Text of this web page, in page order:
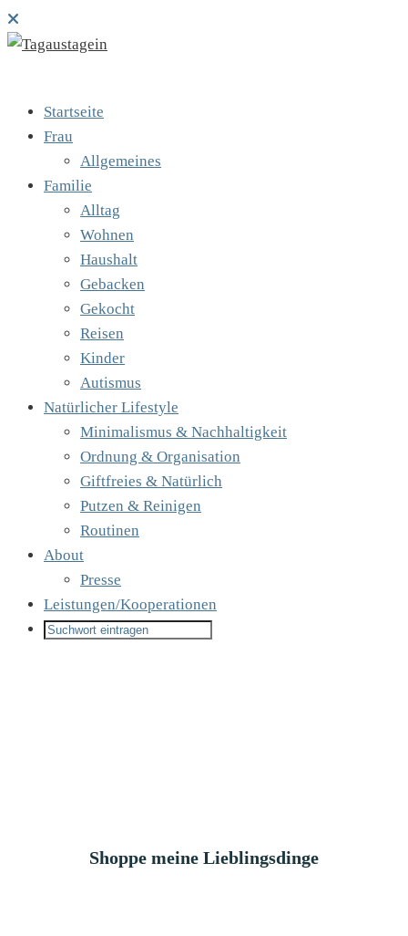
Startseite
Frau
Allgemeines
Familie
Alltag
Wohnen
Haushalt
Gebacken
Gekocht
Reisen
Kinder
Autismus
Natürlicher Lifestyle
Minimalismus & Nachhaltigkeit
Ordnung & Organisation
Giftfreies & Natürlich
Putzen & Reinigen
Routinen
About
Presse
Leistungen/Kooperationen
Shoppe meine Lieblingsdinge